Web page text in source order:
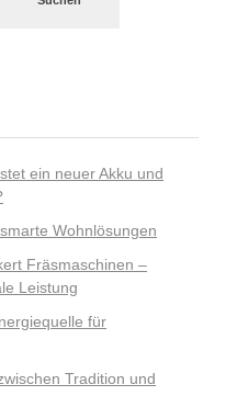
ein neuer Akku und
Wohnlösungen
Fräsmaschinen –
Leistung
für
Tradition und